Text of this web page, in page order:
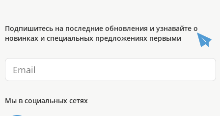
Подпишитесь на последние обновления и узнавайте о
новинках и специальных предложениях первыми
Мы в социальных сетях